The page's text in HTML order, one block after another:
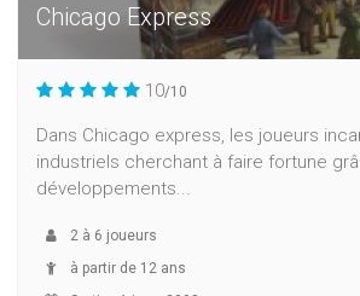
Chicago Express
10/10
Dans Chicago express, les joueurs
industriels cherchant à faire fortune
développements...
2 à 6 joueurs
à partir de 12 ans